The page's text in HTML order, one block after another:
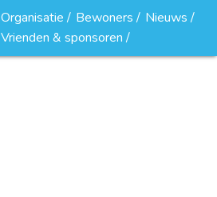
Organisatie Bewoners
Nieuws
Vrienden & sponsoren